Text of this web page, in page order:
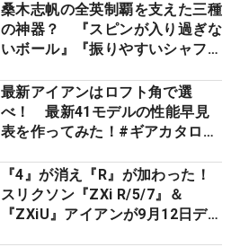
桑木志帆の全英制覇を支えた三種
の神器？ 『スピンが入り過ぎな
いボール』『振りやすいシャフ
ー』 #女子プロセッティング
最新アイアンはロフト角で選
べ！ 最新41モデルの性能早見
表を作ってみた！#ギアカタログ
『4』が消え『R』が加わった！
スリクソン『ZXi R/5/7』＆
『ZXiU』アイアンが9月12日デ